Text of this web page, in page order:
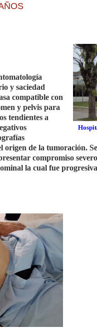
y saciedad
compatible con
y pelvis para
tendientes a
origen de la tumoración.
compromiso
la cual fue